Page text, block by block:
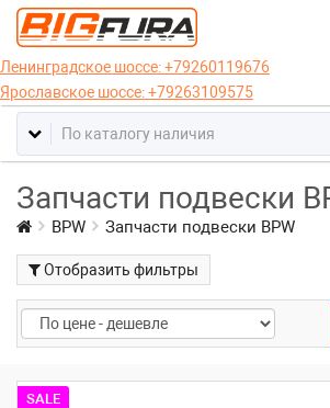
Ленинградское шоссе:+79260119676
Ярославское шоссе:+79263109575
Запчасти подвески
BPW Запчасти подвески BPW
Отобразить фильтры
SALE